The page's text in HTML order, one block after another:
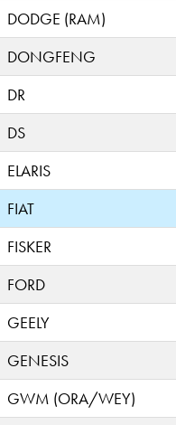
DODGE (RAM)
DONGFENG
DR
DS
ELARIS
FIAT
FISKER
FORD
GEELY
GENESIS
GWM (ORA/WEY)